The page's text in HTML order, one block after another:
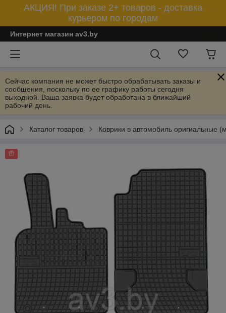
АКЦИЯ! При заказе 2+ товаров - доставка
курьером по городам
Интернет магазин av3.by
Сейчас компания не может быстро обрабатывать заказы и
сообщения, поскольку по ее графику работы сегодня
выходной. Ваша заявка будет обработана в ближайший
рабочий день.
Каталог товаров Коврики в автомобиль оригиальные